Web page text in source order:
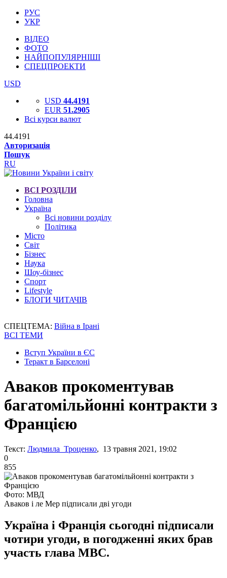
РУС
УКР
ВІДЕО
ФОТО
НАЙПОПУЛЯРНІШІ
СПЕЦПРОЕКТИ
USD
USD 44.4191
EUR 51.2905
Всі курси валют
44.4191
Авторизація
Пошук
RU
ВСІ РОЗДІЛИ
Головна
Україна
Всі новини розділу
Політика
Місто
Світ
Бізнес
Наука
Шоу-бізнес
Спорт
Lifestyle
БЛОГИ ЧИТАЧІВ
СПЕЦТЕМА: Війна в Ірані
ВСІ ТЕМИ
Вступ України в ЄС
Теракт в Барселоні
Аваков прокоментував
багатомільйонні контракти з
Францією
Текст: Людмила Троценко, 13 травня 2021, 19:02
0
855
Фото: МВД
Аваков і ле Мер підписали дві угоди
Україна і Франція сьогодні підписали
чотири угоди, в погодженні яких брав
участь глава МВС.